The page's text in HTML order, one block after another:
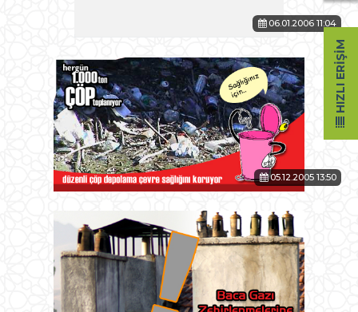
06.01.2006 11:04
05.12.2005 13:50
HIZLI ERIŞIM